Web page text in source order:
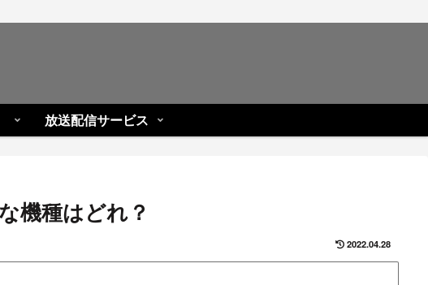
放送配信サービス
機種はどれ？
2022.04.28